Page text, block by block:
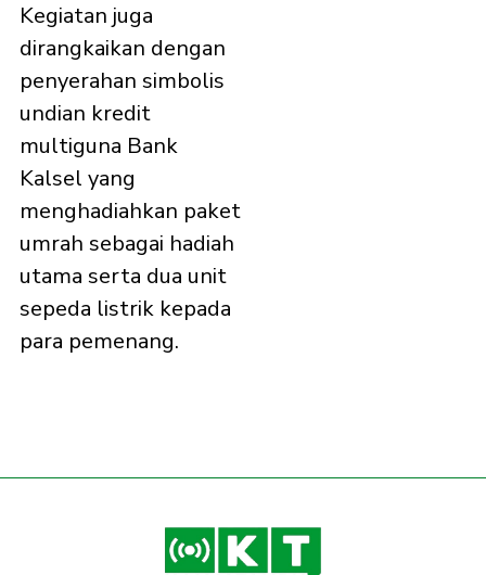
Kegiatan juga
dirangkaikan dengan
penyerahan simbolis
undian kredit
multiguna Bank
Kalsel yang
menghadiahkan paket
umrah sebagai hadiah
utama serta dua unit
sepeda listrik kepada
para pemenang.